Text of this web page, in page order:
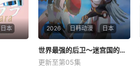
日本 2026 日韩动漫 日本
世界最强的后卫～迷宫国的新人探索者～
松冈祯丞 古贺葵
世界最强的后卫～迷宫国的新人探索者～
更新至第05集